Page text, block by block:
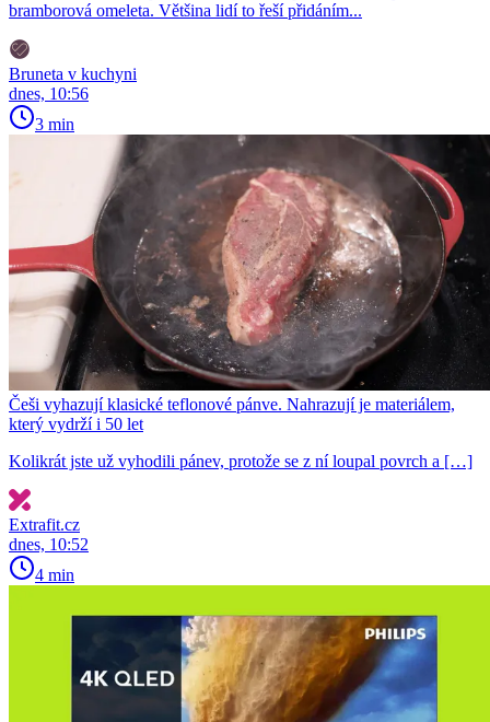
bramborová omeleta. Většina lidí to řeší přidáním...
Bruneta v kuchyni
dnes, 10:56
3 min
Češi vyhazují klasické teflonové pánve. Nahrazují je materiálem,
který vydrží i 50 let
Kolikrát jste už vyhodili pánev, protože se z ní loupal povrch a […]
Extrafit.cz
dnes, 10:52
4 min